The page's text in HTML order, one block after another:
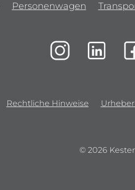
Personenwagen
Rechtliche Hinweise
© 2026